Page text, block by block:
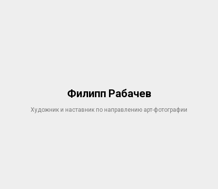
Филипп Рабачев
Художник и наставник по направлению арт-фотографии​